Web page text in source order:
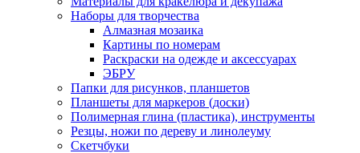
Наборы для творчества
Алмазная мозаика
Картины по номерам
Раскраски на одежде и аксессуарах
ЭБРУ
Папки для рисунков, планшетов
Планшеты для маркеров (доски)
Полимерная глина (пластика), инструменты
Резцы, ножи по дереву и линолеуму
Скетчбуки